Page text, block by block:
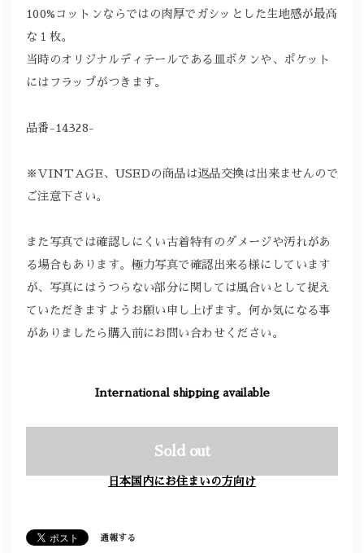
100%コットンならではの肉厚でガシッとした生地感が最高
な１枚。
当時のオリジナルディテールである皿ボタンや、ポケット
にはフラップがつきます。
品番-14328-
※VINTAGE、USEDの商品は返品交換は出来ませんので
ご注意下さい。
また写真では確認しにくい古着特有のダメージや汚れがあ
る場合もあります。極力写真で確認出来る様にしています
が、写真にはうつらない部分に関しては風合いとして捉え
ていただきますようお願い申し上げます。何か気になる事
がありましたら購入前にお問い合わせください。
International shipping available
Sold out
日本国内にお住まいの方向け
通報する